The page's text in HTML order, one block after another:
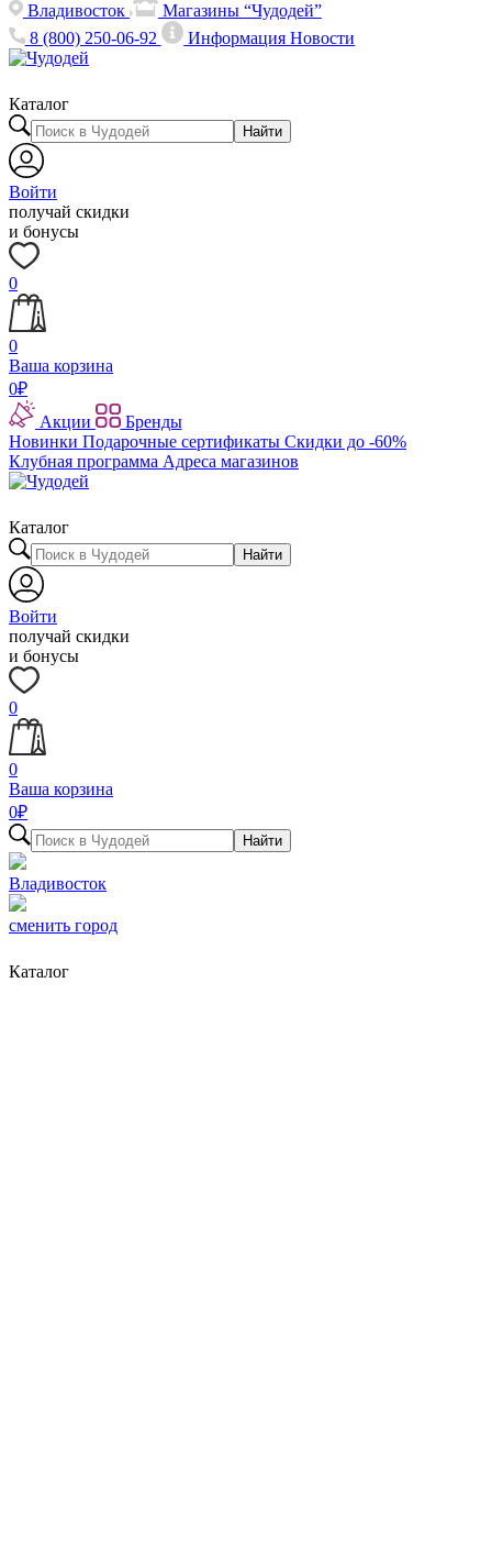
Владивосток
Магазины “Чудодей”
8 (800) 250-06-92
ИнформацияНовости
Каталог
Найти
Войти
получай скидки
и бонусы
0
0
Ваша корзина
0₽
Акции
Бренды
Новинки Подарочные сертификаты Скидки до -60%
Клубная программа Адреса магазинов
Каталог
Найти
Войти
получай скидки
и бонусы
0
0
Ваша корзина
0₽
Найти
Владивосток
сменить город
Каталог